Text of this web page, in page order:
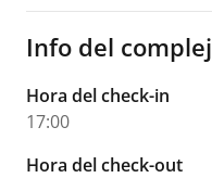
Info del
Hora del check-in
17:00
Hora del check-out